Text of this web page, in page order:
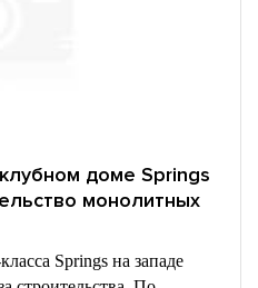
доме Springs
монолитных
Springs на западе